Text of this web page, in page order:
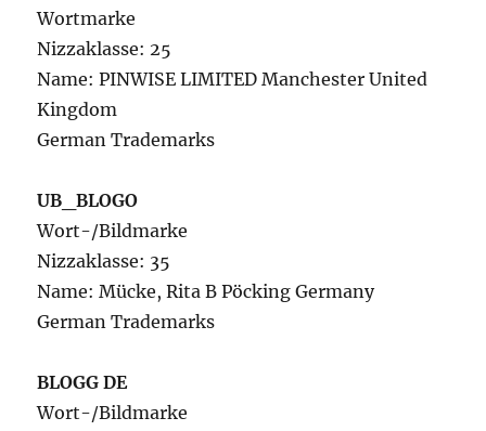
Wortmarke
Nizzaklasse: 25
Name: PINWISE LIMITED Manchester United
Kingdom
German Trademarks
UB_BLOGO
Wort-/Bildmarke
Nizzaklasse: 35
Name: Mücke, Rita B Pöcking Germany
German Trademarks
BLOGG DE
Wort-/Bildmarke